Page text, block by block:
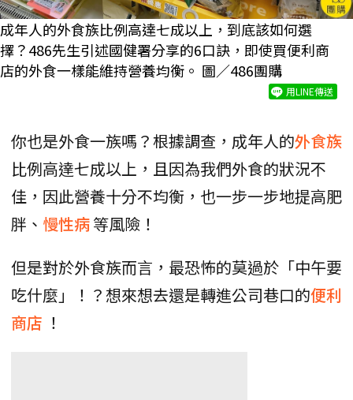
成年人的外食族比例高達七成以上，到底該如何選
擇？486先生引述國健署分享的6口訣，即使買便利商
店的外食一樣能維持營養均衡。 圖／486團購
用LINE傳送
你也是外食一族嗎？根據調查，成年人的外食族
比例高達七成以上，且因為我們外食的狀況不
佳，因此營養十分不均衡，也一步一步地提高肥
胖、 慢性病等風險！
但是對於外食族而言，最恐怖的莫過於「中午要
吃什麼」！？想來想去還是轉進公司巷口的便利
商店 ！